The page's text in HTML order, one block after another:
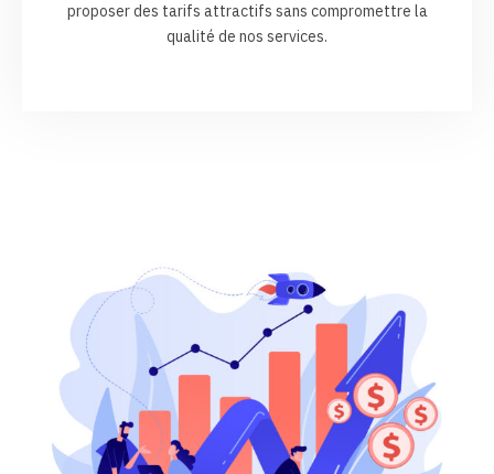
proposer des tarifs attractifs sans compromettre la
qualité de nos services.